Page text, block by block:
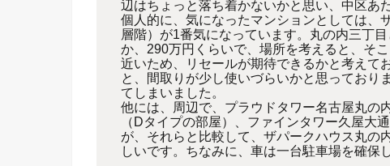
辺はちょっと落ち着かないかと思い、中区あ
個人的に、気になったマンションとしては、
層階）が1番気になっています。丸の内三丁
か、290万円くらいで、場所を考えると、そ
近いため、リセールが期待できるかと考えて
と、間取りが少し使いづらいかと思っており
てしまいました。
他には、周辺で、プラウドタワー名古屋丸の
（Dタイプの部屋）、ファインタワー久屋大
が、それらと比較して、ザパークハウス丸の
しいです。ちなみに、車は一台駐車場を確保